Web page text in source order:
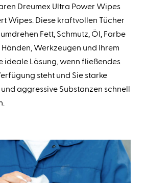
Dreumex Ultra Power Wipes
Wipes. Diese kraftvollen Tücher
Fett, Schmutz, Öl, Farbe
Werkzeugen und Ihrem
ideale Lösung, wenn fließendes
steht und Sie starke
aggressive Substanzen schnell